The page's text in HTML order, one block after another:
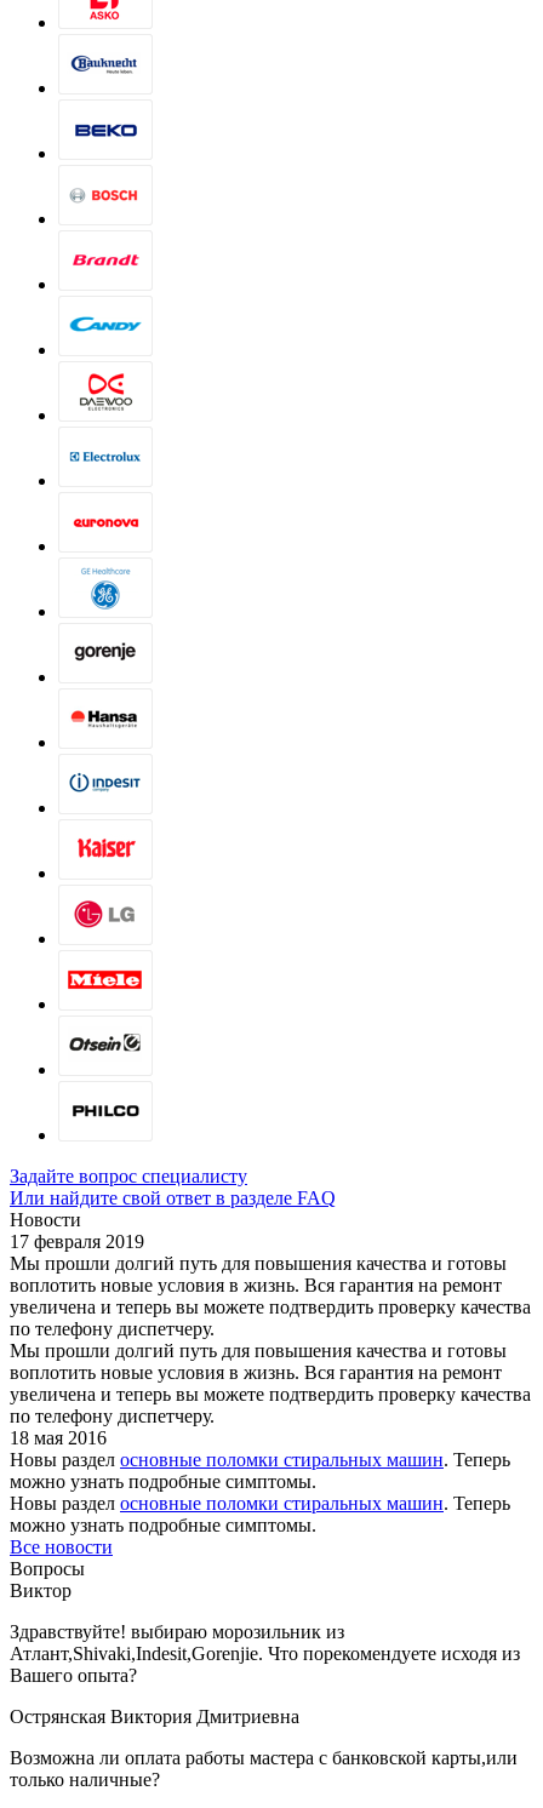
Задайте вопрос специалисту
Или найдите свой ответ в разделе FAQ
Новости
17 февраля 2019
Мы прошли долгий путь для повышения качества и готовы
воплотить новые условия в жизнь. Вся гарантия на ремонт
увеличена и теперь вы можете подтвердить проверку качества
по телефону диспетчеру.
Мы прошли долгий путь для повышения качества и готовы
воплотить новые условия в жизнь. Вся гарантия на ремонт
увеличена и теперь вы можете подтвердить проверку качества
по телефону диспетчеру.
18 мая 2016
Новы раздел основные поломки стиральных машин. Теперь
можно узнать подробные симптомы.
Новы раздел основные поломки стиральных машин. Теперь
можно узнать подробные симптомы.
Все новости
Вопросы
Виктор
Здравствуйте! выбираю морозильник из
Атлант,Shivaki,Indesit,Gorenjie. Что порекомендуете иcходя из
Вашего опыта?
Острянская Виктория Дмитриевна
Возможна ли оплата работы мастера с банковской карты,или
только наличные?